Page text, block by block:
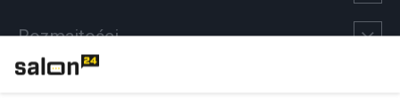
Rozmaitości